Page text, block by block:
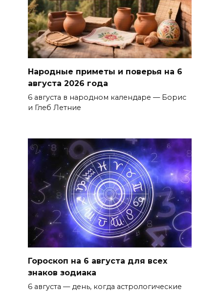
Народные приметы и поверья на 6
августа 2026 года
6 августа в народном календаре — Борис
и Глеб Летние
Гороскоп на 6 августа для всех
знаков зодиака
6 августа — день, когда астрологические